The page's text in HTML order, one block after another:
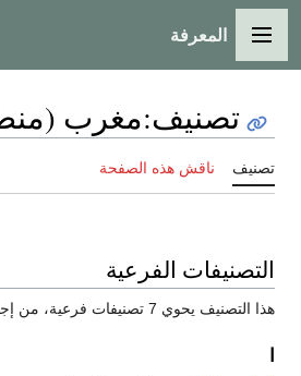
القائمة الرئيسية
المعرفة
تصنيف:مغرب
تصنيف ناقش هذه الصفحة
التصنيفات الفرعية
هذا التصنيف يحوي 7 تصنيفات فرعية، من إجمالي 7.